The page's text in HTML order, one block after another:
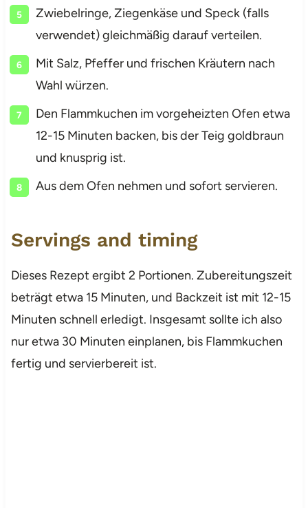
Zwiebelringe, Ziegenkäse und Speck (falls
verwendet) gleichmäßig darauf verteilen.
Mit Salz, Pfeffer und frischen Kräutern nach
Wahl würzen.
Den Flammkuchen im vorgeheizten Ofen etwa
12-15 Minuten backen, bis der Teig goldbraun
und knusprig ist.
Aus dem Ofen nehmen und sofort servieren.
Servings and timing
Dieses Rezept ergibt 2 Portionen. Zubereitungszeit
beträgt etwa 15 Minuten, und Backzeit ist mit 12-15
Minuten schnell erledigt. Insgesamt sollte ich also
nur etwa 30 Minuten einplanen, bis Flammkuchen
fertig und servierbereit ist.